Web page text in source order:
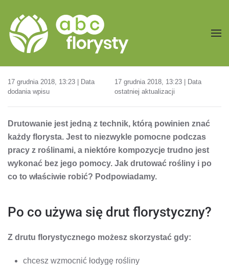
Przejdź do treści głównej
17 grudnia 2018, 13:23 | Data
dodania wpisu
17 grudnia 2018, 13:23 | Data
ostatniej aktualizacji
Drutowanie jest jedną z technik, którą powinien znać
każdy florysta. Jest to niezwykle pomocne podczas
pracy z roślinami, a niektóre kompozycje trudno jest
wykonać bez jego pomocy. Jak drutować rośliny i po
co to właściwie robić? Podpowiadamy.
Po co używa się drut florystyczny?
Z drutu florystycznego możesz skorzystać gdy:
chcesz wzmocnić łodygę rośliny